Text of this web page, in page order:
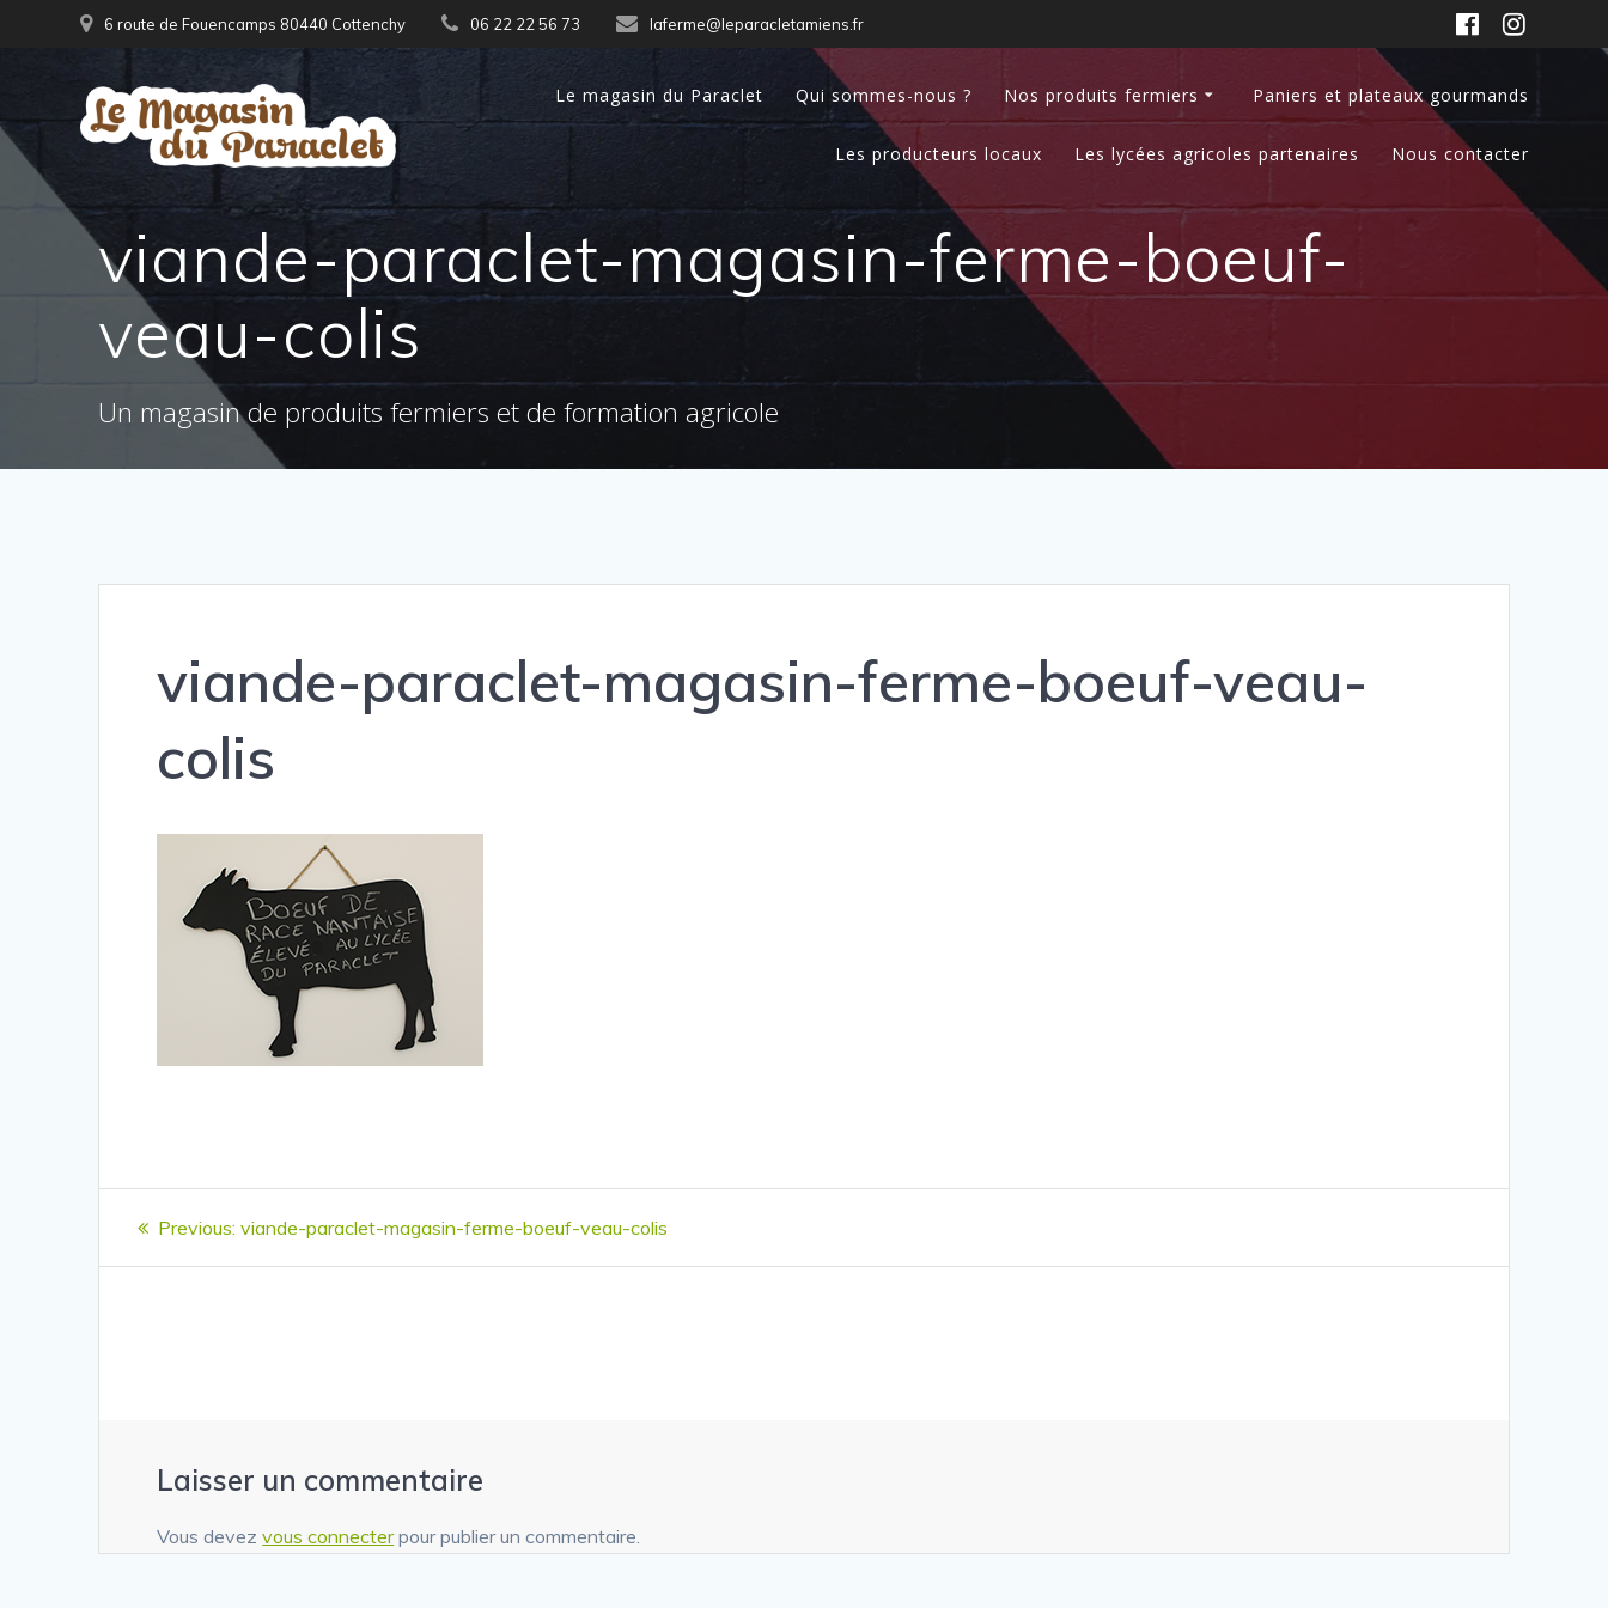
6 route de Fouencamps 80440 Cottenchy 06 22 22 56 73 laferme@leparacletamiens.fr
Le magasin du Paraclet Qui sommes-nous ? Nos produits fermiers Paniers et plateaux gourmands
Les producteurs locaux Les lycées agricoles partenaires Nous contacter
viande-paraclet-magasin-ferme-boeuf-
veau-colis
Un magasin de produits fermiers et de formation agricole
viande-paraclet-magasin-ferme-boeuf-veau-
colis
Navigation
de
Previous: Previous
viande-paraclet-magasin-ferme-boeuf-veau-colis
Laisser un commentaire
Vous devezvous connecterpour publier un commentaire.